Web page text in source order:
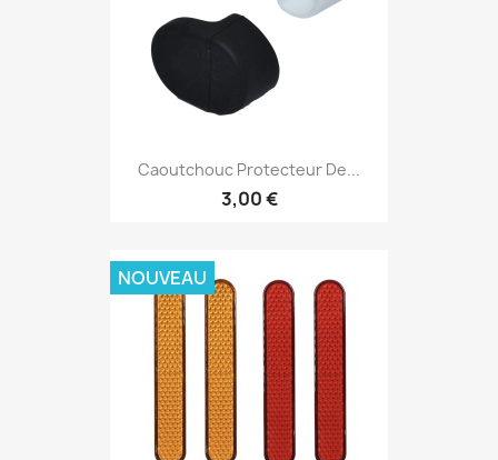
Caoutchouc Protecteur De...
3,00 €
NOUVEAU